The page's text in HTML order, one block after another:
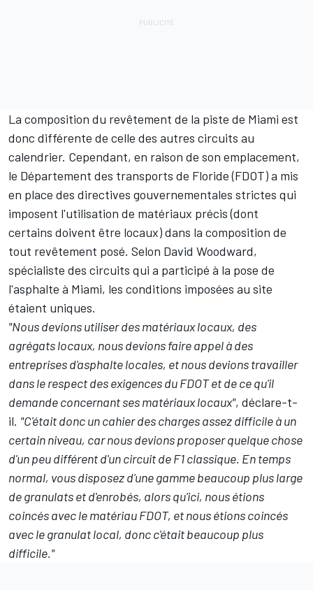
La composition du revêtement de la piste de Miami est
donc différente de celle des autres circuits au
calendrier. Cependant, en raison de son emplacement,
le Département des transports de Floride (FDOT) a mis
en place des directives gouvernementales strictes qui
imposent l'utilisation de matériaux précis (dont
certains doivent être locaux) dans la composition de
tout revêtement posé. Selon David Woodward,
spécialiste des circuits qui a participé à la pose de
l'asphalte à Miami, les conditions imposées au site
étaient uniques.
"Nous devions utiliser des matériaux locaux, des
agrégats locaux, nous devions faire appel à des
entreprises d'asphalte locales, et nous devions travailler
dans le respect des exigences du FDOT et de ce qu'il
demande concernant ses matériaux locaux", déclare-t-
il. "C'était donc un cahier des charges assez difficile à un
certain niveau, car nous devions proposer quelque chose
d'un peu différent d'un circuit de F1 classique. En temps
normal, vous disposez d'une gamme beaucoup plus large
de granulats et d'enrobés, alors qu'ici, nous étions
coincés avec le matériau FDOT, et nous étions coincés
avec le granulat local, donc c'était beaucoup plus
difficile."